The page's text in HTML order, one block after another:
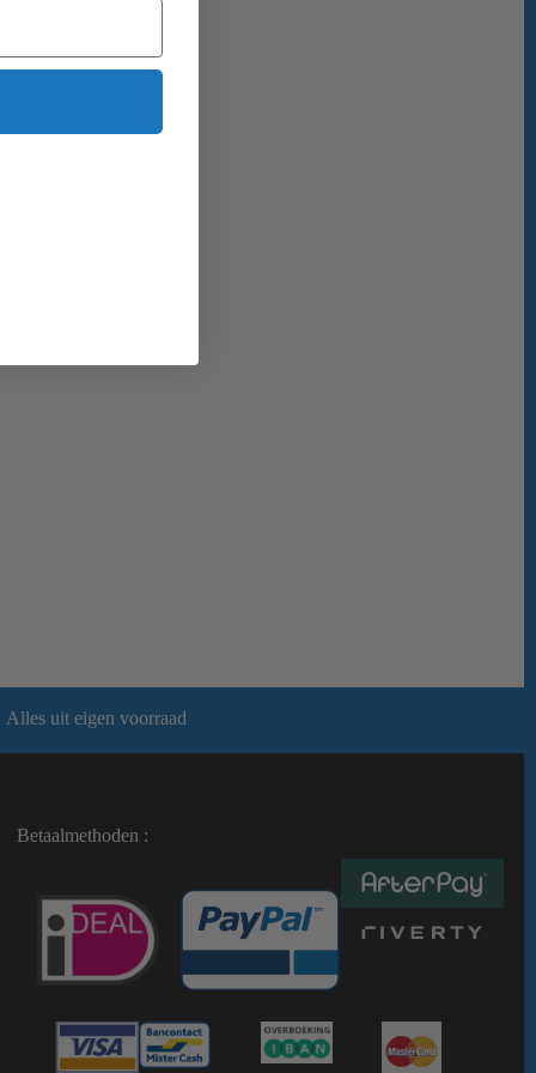
Alles uit eigen voorraad
Betaalmethoden :